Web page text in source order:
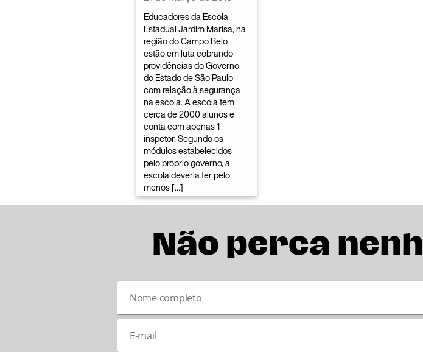
Educadores da Escola
Estadual Jardim Marisa, na
região do Campo Belo,
estão em luta cobrando
providências do Governo
do Estado de São Paulo
com relação à segurança
na escola. A escola tem
cerca de 2000 alunos e
conta com apenas 1
inspetor. Segundo os
módulos estabelecidos
pelo próprio governo, a
escola deveria ter pelo
menos […]
Não perca